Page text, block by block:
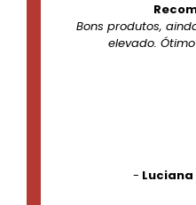
Bons produtos,
elevado.
-